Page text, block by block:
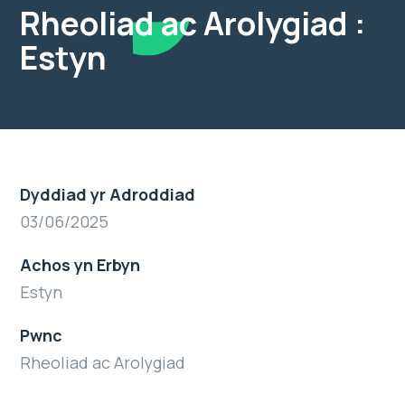
Rheoliad ac Arolygiad :
Estyn
Dyddiad yr Adroddiad
03/06/2025
Achos yn Erbyn
Estyn
Pwnc
Rheoliad ac Arolygiad